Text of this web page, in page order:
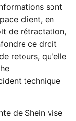
sont
client, en
de rétractation,
ce droit
retours, qu'elle
technique
de Shein vise